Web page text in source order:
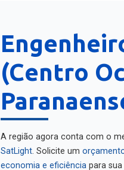
(Centro
A região agora conta com o
SatLight . Solicite um
economia e eficiência para